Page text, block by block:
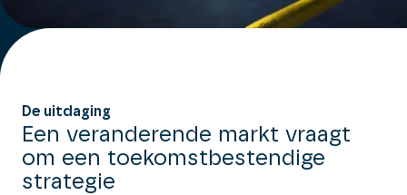
De uitdaging
Een veranderende markt vraagt
om een toekomstbestendige
strategie